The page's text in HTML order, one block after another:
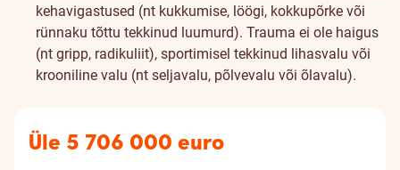
kehavigastused (nt kukkumise, löögi, kokkupõrke või
rünnaku tõttu tekkinud luumurd). Trauma ei ole haigus
(nt gripp, radikuliit), sportimisel tekkinud lihasvalu või
krooniline valu (nt seljavalu, põlvevalu või õlavalu).
Üle 5 706 000 euro